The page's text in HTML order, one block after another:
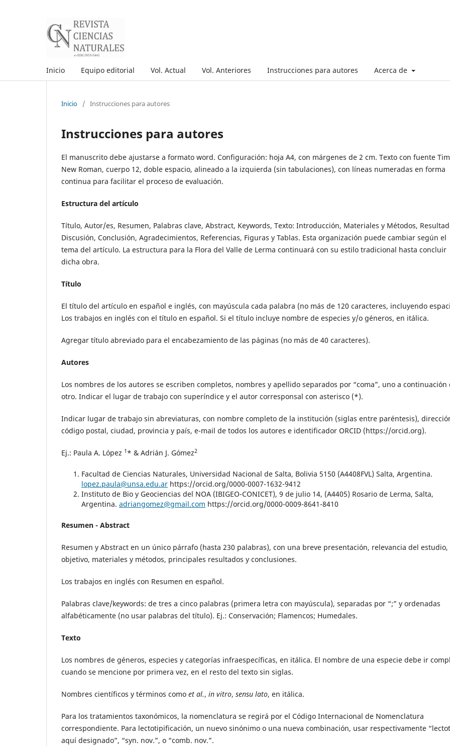
Inicio Equipo editorial Vol. Actual Vol. Anteriores Instrucciones para autores Acerca de
Inicio / Instrucciones para autores
Instrucciones para autores
El manuscrito debe ajustarse a formato word. Configuración: hoja A4, con márgenes de 2 cm. Texto con fuente
New Roman, cuerpo 12, doble espacio, alineado a la izquierda (sin tabulaciones), con líneas numeradas en forma
continua para facilitar el proceso de evaluación.
Estructura del artículo
Título, Autor/es, Resumen, Palabras clave, Abstract, Keywords, Texto: Introducción, Materiales y Métodos,
Discusión, Conclusión, Agradecimientos, Referencias, Figuras y Tablas. Esta organización puede cambiar según el
tema del artículo. La estructura para la Flora del Valle de Lerma continuará con su estilo tradicional hasta concluir
dicha obra.
Título
El título del artículo en español e inglés, con mayúscula cada palabra (no más de 120 caracteres, incluyendo
Los trabajos en inglés con el título en español. Si el título incluye nombre de especies y/o géneros, en itálica.
Agregar título abreviado para el encabezamiento de las páginas (no más de 40 caracteres).
Autores
Los nombres de los autores se escriben completos, nombres y apellido separados por “coma”, uno a continuación
otro. Indicar el lugar de trabajo con superíndice y el autor corresponsal con asterisco (*).
Indicar lugar de trabajo sin abreviaturas, con nombre completo de la institución (siglas entre paréntesis),
código postal, ciudad, provincia y país, e-mail de todos los autores e identificador ORCID (https://orcid.org).
Ej.: Paula A. López 1 * & Adrián J. Gómez2
Facultad de Ciencias Naturales, Universidad Nacional de Salta, Bolivia 5150 (A4408FVL) Salta, Argentina.
lopez.paula@unsa.edu.ar https://orcid.org/0000-0007-1632-9412
Instituto de Bio y Geociencias del NOA (IBIGEO-CONICET), 9 de julio 14, (A4405) Rosario de Lerma, Salta,
Argentina. adriangomez@gmail.com https://orcid.org/0000-0009-8641-8410
Resumen - Abstract
Resumen y Abstract en un único párrafo (hasta 230 palabras), con una breve presentación, relevancia del estudio,
objetivo, materiales y métodos, principales resultados y conclusiones.
Los trabajos en inglés con Resumen en español.
Palabras clave/keywords: de tres a cinco palabras (primera letra con mayúscula), separadas por “;” y ordenadas
alfabéticamente (no usar palabras del título). Ej.: Conservación; Flamencos; Humedales.
Texto
Los nombres de géneros, especies y categorías infraespecíficas, en itálica. El nombre de una especie debe ir
cuando se mencione por primera vez, en el resto del texto sin siglas.
Nombres científicos y términos como et al., in vitro, sensu lato, en itálica.
Para los tratamientos taxonómicos, la nomenclatura se regirá por el Código Internacional de Nomenclatura
correspondiente. Para lectotipificación, un nuevo sinónimo o una nueva combinación, usar respectivamente
aquí designado”, “syn. nov.”, o “comb. nov.”.